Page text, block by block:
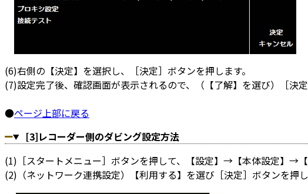
(6)右側の【決定】を選択し、［決定］ボタンを押します。
(7)設定完了後、確認画面が表示されるので、（【了解】を選び）［決定
●ページ上部に戻る
[3]レコーダー側のダビング設定方法
(1)［スタートメニュー］ボタンを押して、【設定】→【本体設定】→
(2)（ネットワーク連携設定）【利用する】を選び［決定］ボタンを押し